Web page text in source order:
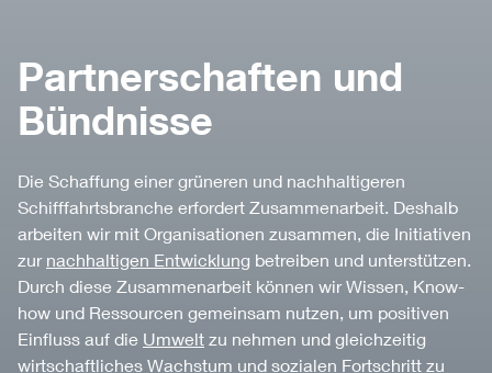
Partnerschaften und
Bündnisse
Die Schaffung einer grüneren und nachhaltigeren
Schifffahrtsbranche erfordert Zusammenarbeit. Deshalb
arbeiten wir mit Organisationen zusammen, die Initiativen
zur nachhaltigen Entwicklung betreiben und unterstützen.
Durch diese Zusammenarbeit können wir Wissen, Know-
how und Ressourcen gemeinsam nutzen, um positiven
Einfluss auf die Umwelt zu nehmen und gleichzeitig
wirtschaftliches Wachstum und sozialen Fortschritt zu